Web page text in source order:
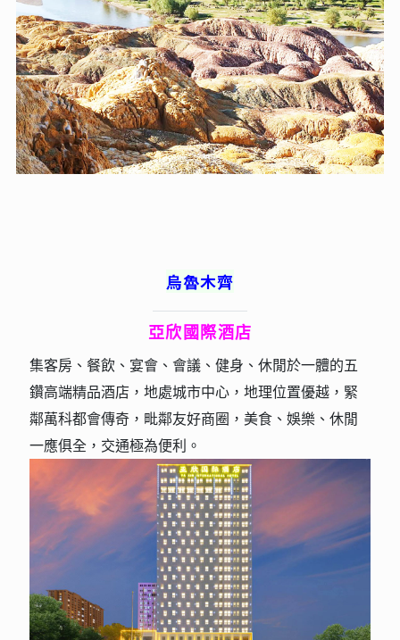
烏魯木齊
亞欣國際酒店
集客房、餐飲、宴會、會議、健身、休閒於一體的五
鑽高端精品酒店，地處城市中心，地理位置優越，緊
鄰萬科都會傳奇，毗鄰友好商圈，美食、娛樂、休閒
一應俱全，交通極為便利。